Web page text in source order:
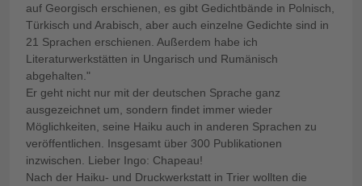
auf Georgisch erschienen, es gibt Gedichtbände in Polnisch,
Türkisch und Arabisch, aber auch einzelne Gedichte sind in
21 Sprachen erschienen. Außerdem habe ich
Literaturwerkstätten in Ungarisch und Rumänisch
abgehalten."
Er geht nicht nur mit der deutschen Sprache ganz
ausgezeichnet um, sondern findet immer wieder
Möglichkeiten, seine Haiku auch in anderen Sprachen zu
veröffentlichen. Insgesamt über 300 Publikationen
inzwischen. Lieber Ingo: Chapeau!
Nach der Haiku- und Druckwerkstatt in Trier wollten die